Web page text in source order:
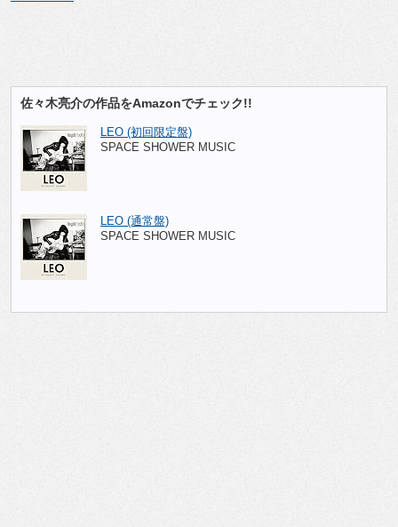
佐々木亮介の作品をAmazonでチェック!!
LEO (初回限定盤)
SPACE SHOWER MUSIC
LEO (通常盤)
SPACE SHOWER MUSIC